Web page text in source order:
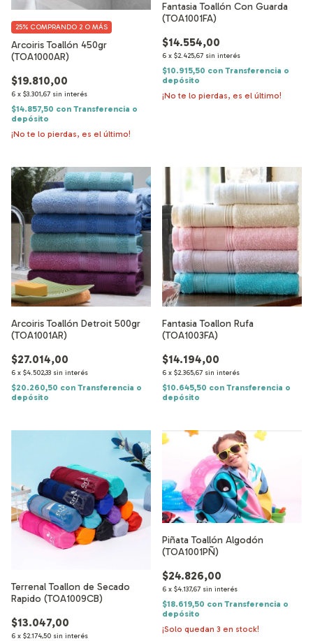
Arcoiris Toallón 450gr
(TOA1000AR)
$19.810,00
6 x $3.301,67 sin interés
25% COMPRANDO 2 O MÁS
$14.857,50 con Transferencia o
depósito
¡No te lo pierdas, es el último!
Fantasia Toallón Con Guarda
(TOA1001FA)
$14.554,00
6 x $2.425,67 sin interés
$10.915,50 con Transferencia o
depósito
¡No te lo pierdas, es el último!
Arcoiris Toallón Detroit 500gr
(TOA1001AR)
$27.014,00
6 x $4.502,33 sin interés
$20.260,50 con Transferencia o
depósito
Fantasia Toallon Rufa
(TOA1003FA)
$14.194,00
6 x $2.365,67 sin interés
$10.645,50 con Transferencia o
depósito
Terrenal Toallon de Secado
Rapido (TOA1009CB)
$13.047,00
6 x $2.174,50 sin interés
Piñata Toallón Algodón
(TOA1001PÑ)
$24.826,00
6 x $4.137,67 sin interés
$18.619,50 con Transferencia o
depósito
¡Solo quedan 3 en stock!